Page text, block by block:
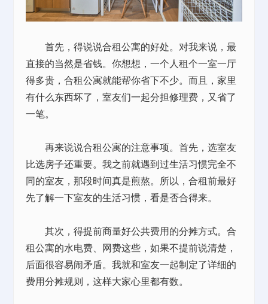
首先，得说说合租公寓的好处。对我来说，最
直接的当然是省钱。你想想，一个人租个一室一厅
得多贵，合租公寓就能帮你省下不少。而且，家里
有什么东西坏了，室友们一起分担修理费，又省了
一笔。
再来说说合租公寓的注意事项。首先，选室友
比选房子还重要。我之前就遇到过生活习惯完全不
同的室友，那段时间真是煎熬。所以，合租前最好
先了解一下室友的生活习惯，看是否合得来。
其次，得提前商量好公共费用的分摊方式。合
租公寓的水电费、网费这些，如果不提前说清楚，
后面很容易闹矛盾。我就和室友一起制定了详细的
费用分摊规则，这样大家心里都有数。